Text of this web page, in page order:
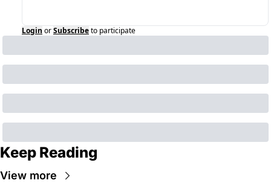
Login orSubscribeto participate
Keep Reading
View more